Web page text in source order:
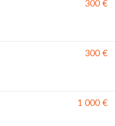
300 €
300 €
1 000 €